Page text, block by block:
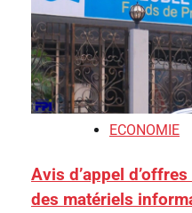
ECONOMIE
Avis d’appel
des matériels